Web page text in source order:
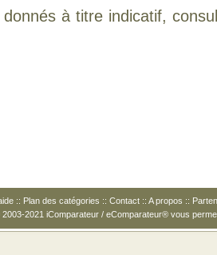
à titre indicatif,
:: Plan des catégories :: Contact :: A propos ::
2021 iComparateur / eComparateur® vous